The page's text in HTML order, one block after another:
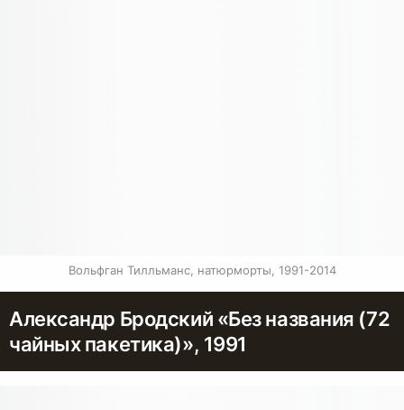
Вольфган Тилльманс, натюрморты, 1991-2014
Александр Бродский «Без названия (72
чайных пакетика)», 1991